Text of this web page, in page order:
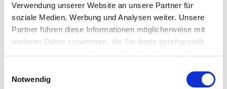
Verwendung unserer Website an unsere Partner für
soziale Medien, Werbung und Analysen weiter. Unsere
Partner führen diese Informationen möglicherweise mit
weiteren Daten zusammen, die Sie ihnen bereitgestellt
Notwendig
Nach langer Zeit gibt es also endlich wieder die Möglichkeit
zum fachlichen Austausch in Präsenz. Neben einem
Versuchsrundgang und der Vorführung von Spezialtechnik
stehen auch verschiedene Kurzvorträge auf der Agenda.
Grünland und Futterbau - freut sich auf Ihre Teilnahme.